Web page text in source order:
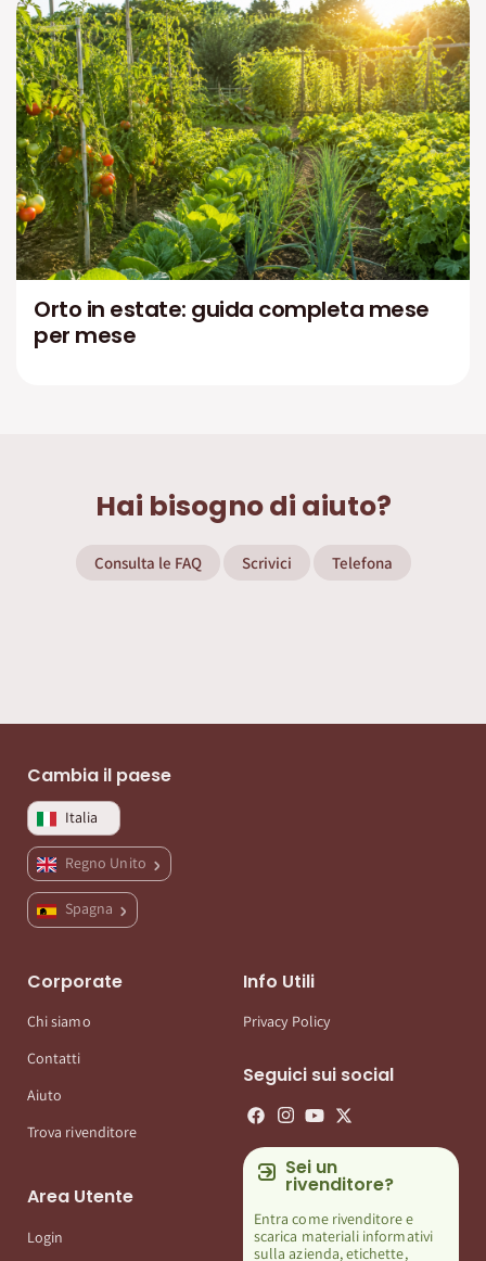
Orto in estate: guida completa mese
per mese
Hai bisogno di aiuto?
Consulta le FAQ Scrivici Telefona
Cambia il paese
Italia
Regno Unito
Spagna
Corporate
Chi siamo
Contatti
Aiuto
Trova rivenditore
Area Utente
Login
Info Utili
Privacy Policy
Seguici sui social
Sei un
rivenditore?
Entra come rivenditore e
scarica materiali informativi
sulla azienda, etichette,